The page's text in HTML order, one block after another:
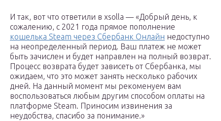
И так, вот что ответили в xsolla — «Добрый день, к
сожалению, с 2021 года прямое пополнение
кошелька Steam через Сбербанк Онлайн недоступно
на неопределенный период. Ваш платеж не может
быть зачислен и будет направлен на полный возврат.
Процесс возврата будет зависеть от Сбербанка, мы
ожидаем, что это может занять несколько рабочих
дней. На данный момент мы рекоменуем вам
воспользоваться любым другим способом оплаты на
платформе Steam. Приносим извинения за
неудобства, спасибо за понимание.»